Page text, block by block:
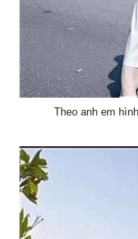
Theo anh em